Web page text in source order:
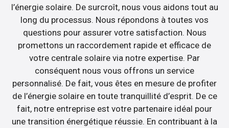
l’énergie solaire. De surcroît, nous vous aidons tout au
long du processus. Nous répondons à toutes vos
questions pour assurer votre satisfaction. Nous
promettons un raccordement rapide et efficace de
votre centrale solaire via notre expertise. Par
conséquent nous vous offrons un service
personnalisé. De fait, vous êtes en mesure de profiter
de l’énergie solaire en toute tranquillité d’esprit. De ce
fait, notre entreprise est votre partenaire idéal pour
une transition énergétique réussie. En contribuant à la